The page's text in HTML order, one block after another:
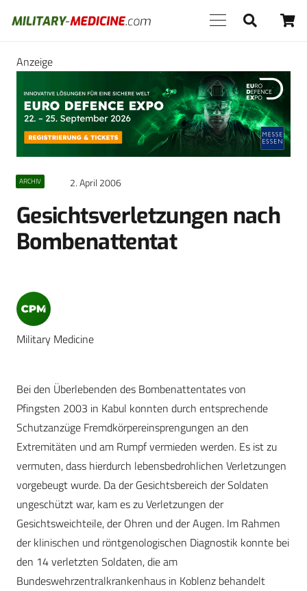
Anzeige
ARCHIV 2. April 2006
Gesichtsverletzungen nach
Bombenattentat
Military Medicine
Bei den Überlebenden des Bombenattentates von
Pfingsten 2003 in Kabul konnten durch entsprechende
Schutzanzüge Fremdkörpereinsprengungen an den
Extremitäten und am Rumpf vermieden werden. Es ist zu
vermuten, dass hierdurch lebensbedrohlichen Verletzungen
vorgebeugt wurde. Da der Gesichtsbereich der Soldaten
ungeschützt war, kam es zu Verletzungen der
Gesichtsweichteile, der Ohren und der Augen. Im Rahmen
der klinischen und röntgenologischen Diagnostik konnte bei
den 14 verletzten Soldaten, die am
Bundeswehrzentralkrankenhaus in Koblenz behandelt